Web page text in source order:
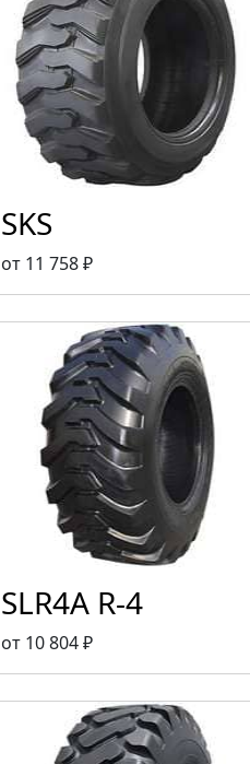
SKS
от 11 758 ₽
SLR4A R-4
от 10 804 ₽